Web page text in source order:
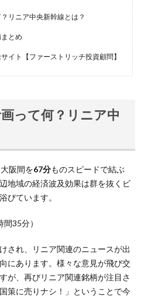
リニア中央新幹線とは？
とめ
イト【ファーストリッチ投資顧問】
って何？リニア中
大阪間を67分ものスピードで結ぶ
地域の経済波及効果は群を抜くビ
びています。
35分）
され、リニア関連のニュースが出
にあります。様々な意見が飛び交
が、再びリニア関連銘柄が注目さ
策に売りナシ！」ということで今